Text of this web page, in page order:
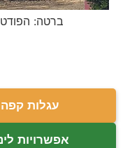
ברטה:
עגלות
אפשרויות